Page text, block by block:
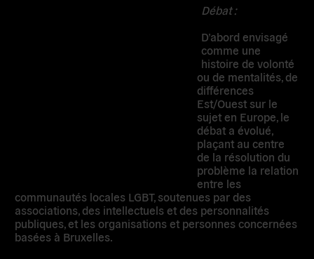
Débat :
D’abord envisagé
comme une
histoire de volonté
ou de mentalités, de
différences
Est/Ouest sur le
sujet en Europe, le
débat a évolué,
plaçant au centre
de la résolution du
problème la relation
entre les
communautés locales LGBT, soutenues par des
associations, des intellectuels et des personnalités
publiques, et les organisations et personnes concernées
basées à Bruxelles.